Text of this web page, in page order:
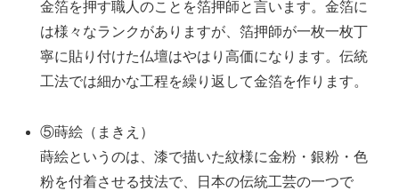
金箔を押す職人のことを箔押師と言います。金箔に
は様々なランクがありますが、箔押師が一枚一枚丁
寧に貼り付けた仏壇はやはり高価になります。伝統
工法では細かな工程を繰り返して金箔を作ります。
⑤蒔絵（まきえ）
蒔絵というのは、漆で描いた紋様に金粉・銀粉・色
粉を付着させる技法で、日本の伝統工芸の一つで